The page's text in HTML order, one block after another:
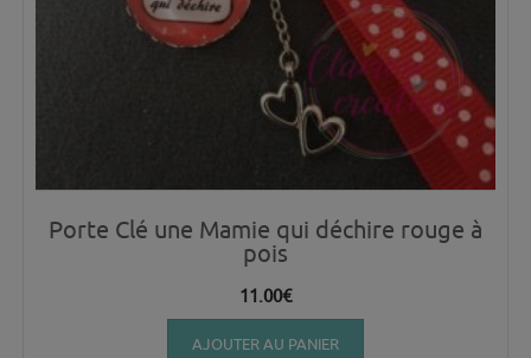
Porte Clé une Mamie qui déchire rouge à
pois
11.00€
AJOUTER AU PANIER